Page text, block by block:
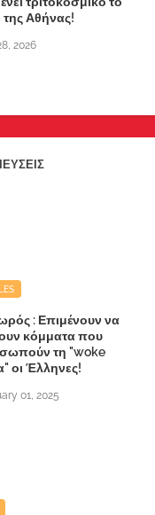
της Αθήνας!
2026
: Επιμένουν να
κόμματα που
τη "woke
οι Έλληνες!
01, 2025